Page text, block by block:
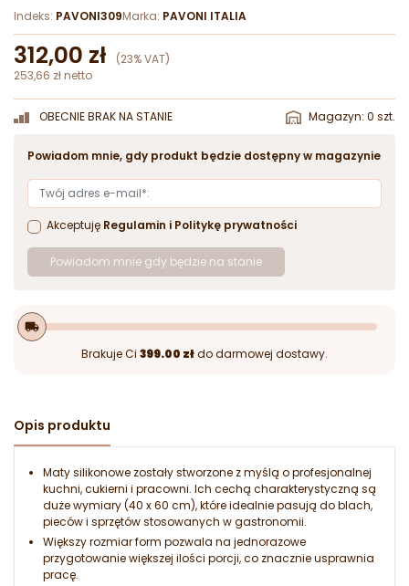
Indeks: PAVONI309Marka: PAVONI ITALIA
312,00 zł
(23% VAT)
253,66 zł netto
OBECNIE BRAK NA STANIE Magazyn: 0 szt.
Powiadom mnie, gdy produkt będzie dostępny w magazynie
Akceptuję Regulamin i Politykę prywatności
Powiadom mnie gdy będzie na stanie
local_shipping
Brakuje Ci 399.00 złdo darmowej dostawy.
Opis produktu
Maty silikonowe zostały stworzone z myślą o profesjonalnej
kuchni, cukierni i pracowni. Ich cechą charakterystyczną są
duże wymiary (40 x 60 cm), które idealnie pasują do blach,
pieców i sprzętów stosowanych w gastronomii.
Większy rozmiar form pozwala na jednorazowe
przygotowanie większej ilości porcji, co znacznie usprawnia
pracę.